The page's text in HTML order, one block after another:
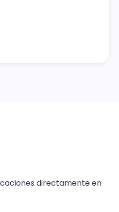
directamente en